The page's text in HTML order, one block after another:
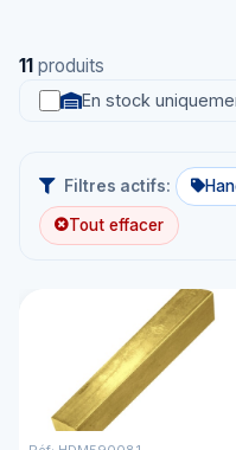
11 produits
En stock
Filtres actifs:
Tout effacer